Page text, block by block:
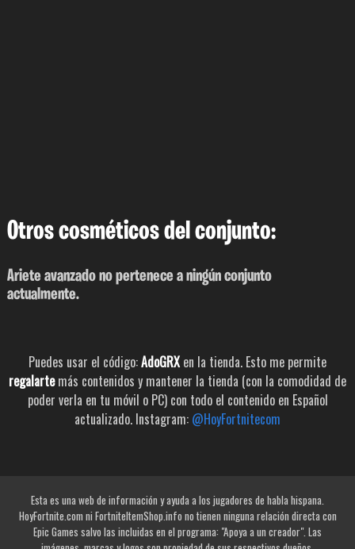
Otros cosméticos del conjunto:
Ariete avanzado no pertenece a ningún conjunto
actualmente.
Puedes usar el código:AdoGRXen la tienda. Esto me permite
regalartemás contenidos y mantener la tienda (con la comodidad de
poder verla en tu móvil o PC) con todo el contenido en Español
actualizado. Instagram: @HoyFortnitecom
Esta es una web de información y ayuda a los jugadores de habla hispana.
HoyFortnite.com ni FortniteItemShop.info no tienen ninguna relación directa con
Epic Games salvo las incluidas en el programa: "Apoya a un creador". Las